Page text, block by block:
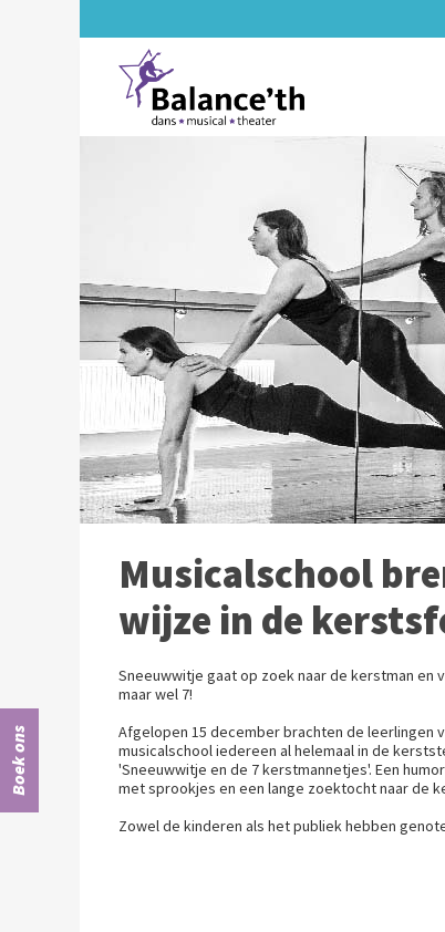
Boek ons
Musicalschool
wijze in de
Sneeuwwitje gaat op zoek naar de kerstman en
maar wel 7!
Afgelopen 15 december brachten de leerlingen
musicalschool iedereen al helemaal in de
'Sneeuwwitje en de 7 kerstmannetjes'. Een
met sprookjes en een lange zoektocht naar de
Zowel de kinderen als het publiek hebben